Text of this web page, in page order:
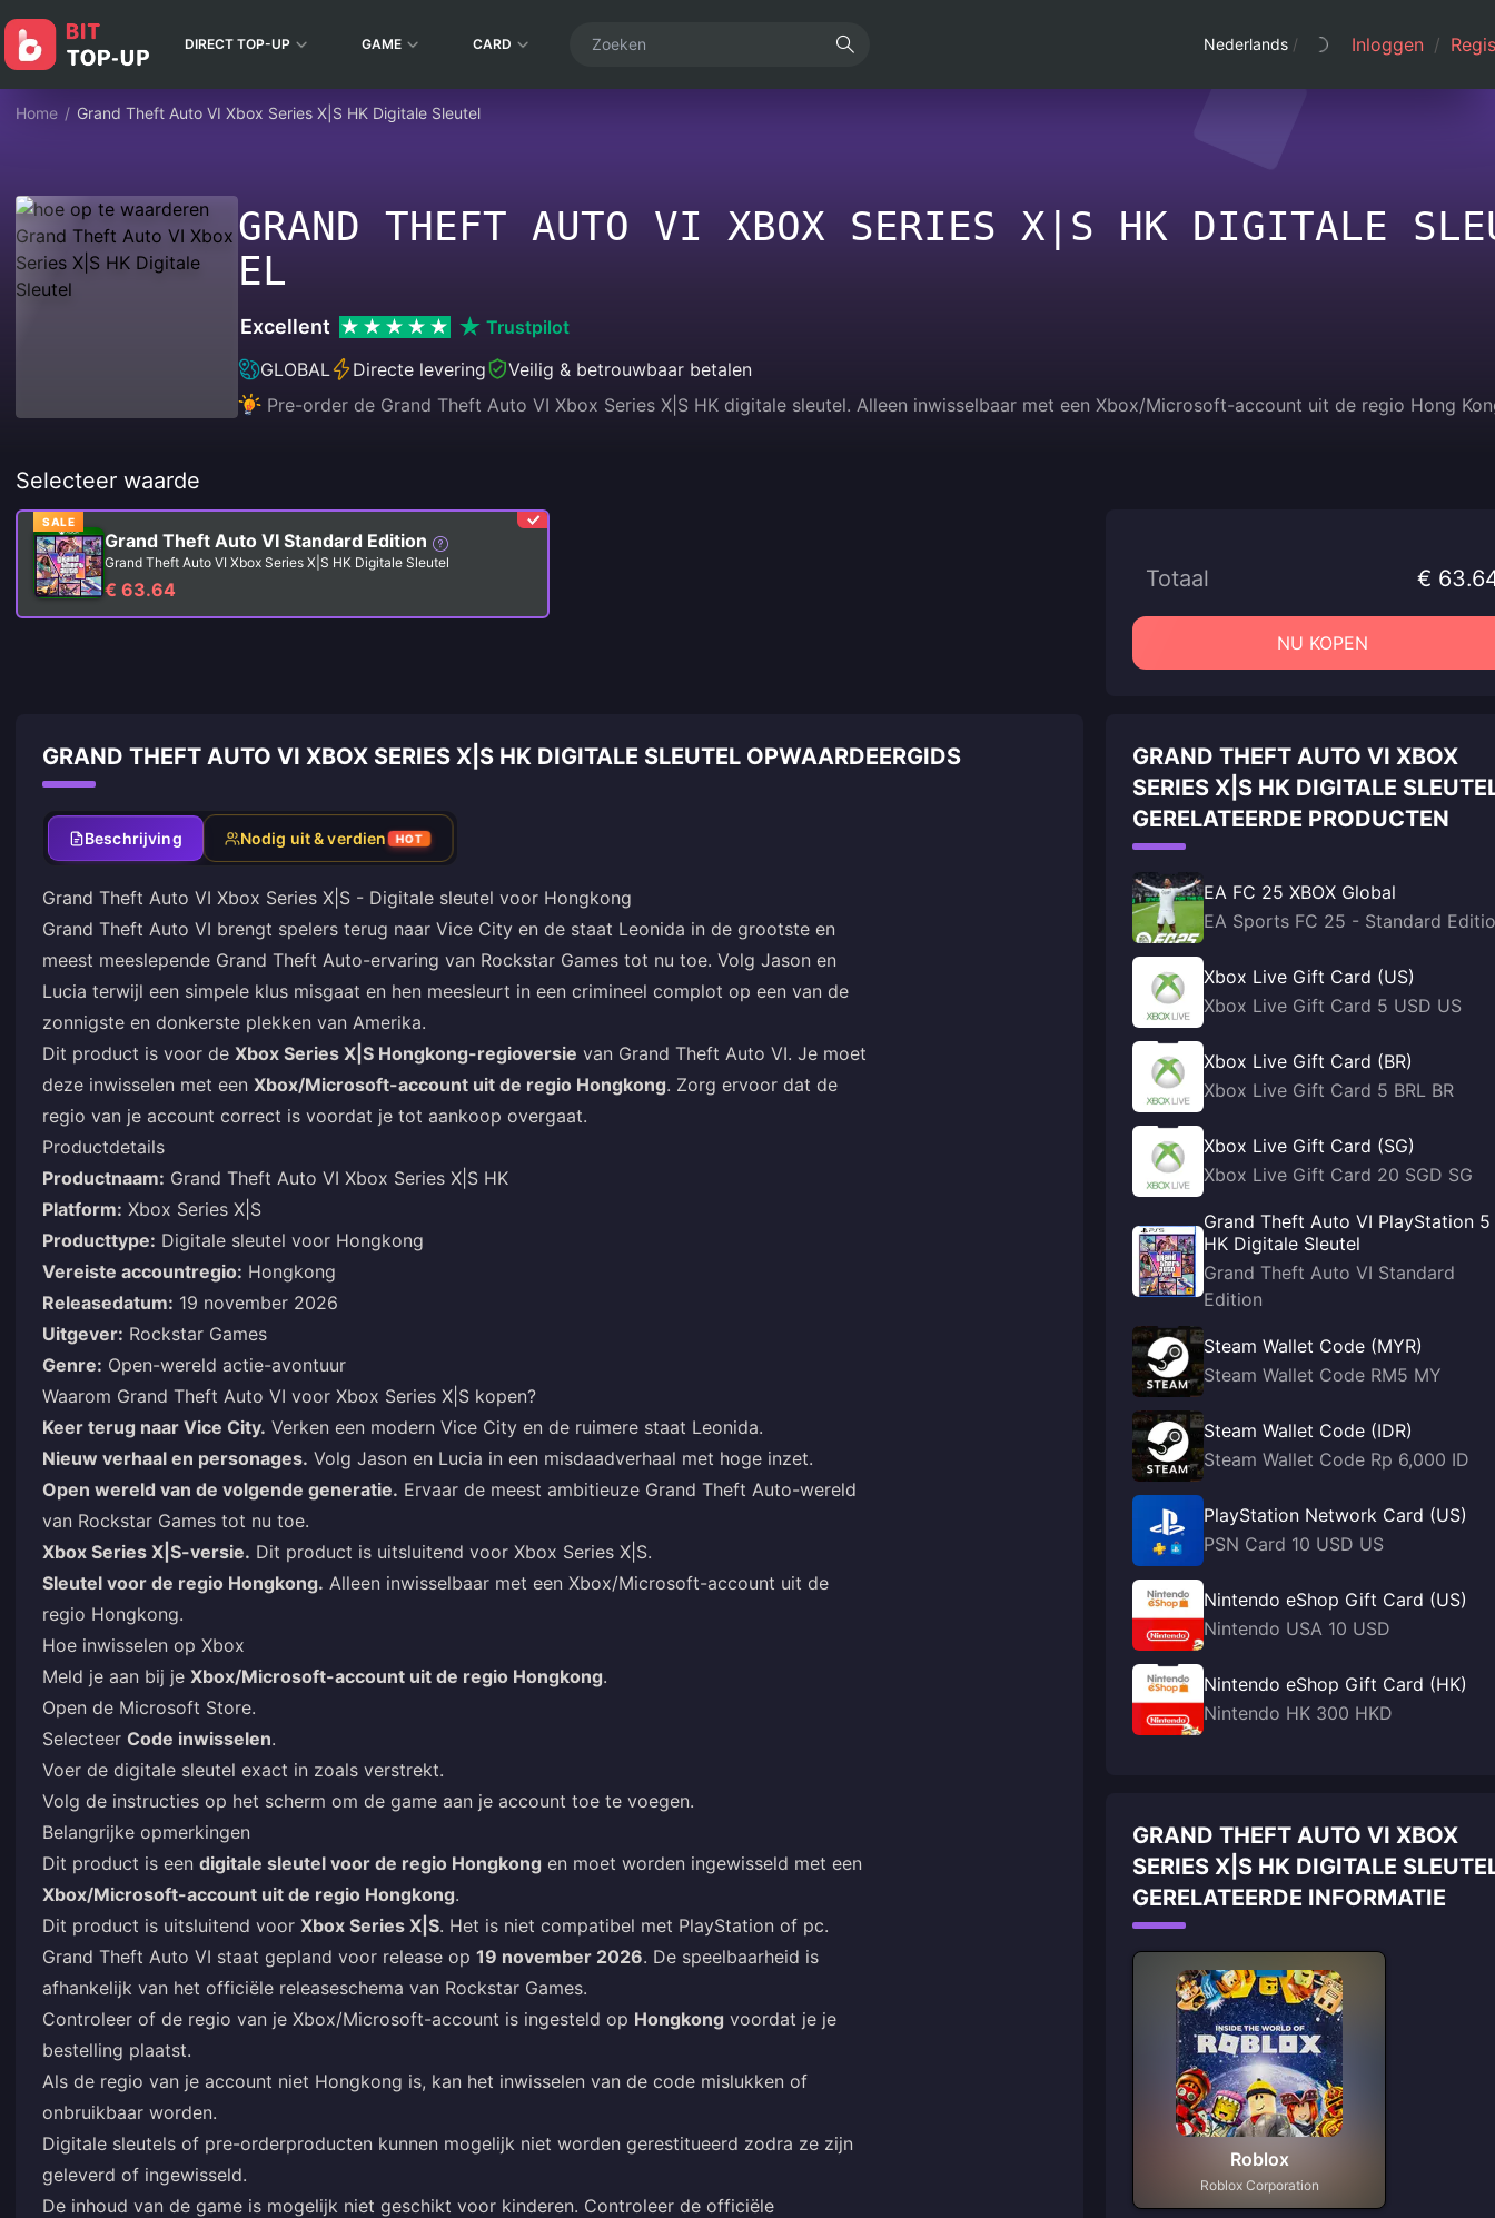
DIRECT TOP-UP GAME CARD Nederlands / Inloggen /
Home / Grand Theft Auto VI Xbox Series X|S HK Digitale Sleutel
GRAND THEFT AUTO VI XBOX SERIES X|S HK DIGITALE
EL
Excellent
Trustpilot
GLOBAL
Directe levering
Veilig & betrouwbaar betalen
Pre-order de Grand Theft Auto VI Xbox Series X|S HK digitale sleutel. Alleen inwisselbaar met een Xbox/Microsoft-account uit de regio Hong
Selecteer waarde
SALE
Grand Theft Auto VI Standard Edition
Grand Theft Auto VI Xbox Series X|S HK Digitale Sleutel
€ 63.64 Totaal €
NU KOPEN
GRAND THEFT AUTO VI XBOX SERIES X|S HK DIGITALE SLEUTEL OPWAARDEERGIDS
Beschrijving Nodig uit & verdien HOT
Grand Theft Auto VI Xbox Series X|S - Digitale sleutel voor Hongkong
Grand Theft Auto VI brengt spelers terug naar Vice City en de staat Leonida in de grootste en
meest meeslepende Grand Theft Auto-ervaring van Rockstar Games tot nu toe. Volg Jason en
Lucia terwijl een simpele klus misgaat en hen meesleurt in een crimineel complot op een van de
zonnigste en donkerste plekken van Amerika.
Dit product is voor de Xbox Series X|S Hongkong-regioversie van Grand Theft Auto VI. Je moet
deze inwisselen met een Xbox/Microsoft-account uit de regio Hongkong. Zorg ervoor dat de
regio van je account correct is voordat je tot aankoop overgaat.
Productdetails
Productnaam: Grand Theft Auto VI Xbox Series X|S HK
Platform: Xbox Series X|S
Producttype: Digitale sleutel voor Hongkong
Vereiste accountregio: Hongkong
Releasedatum: 19 november 2026
Uitgever: Rockstar Games
Genre: Open-wereld actie-avontuur
Waarom Grand Theft Auto VI voor Xbox Series X|S kopen?
Keer terug naar Vice City. Verken een modern Vice City en de ruimere staat Leonida.
Nieuw verhaal en personages. Volg Jason en Lucia in een misdaadverhaal met hoge inzet.
Open wereld van de volgende generatie. Ervaar de meest ambitieuze Grand Theft Auto-wereld
van Rockstar Games tot nu toe.
Xbox Series X|S-versie. Dit product is uitsluitend voor Xbox Series X|S.
Sleutel voor de regio Hongkong. Alleen inwisselbaar met een Xbox/Microsoft-account uit de
regio Hongkong.
Hoe inwisselen op Xbox
Meld je aan bij je Xbox/Microsoft-account uit de regio Hongkong.
Open de Microsoft Store.
Selecteer Code inwisselen.
Voer de digitale sleutel exact in zoals verstrekt.
Volg de instructies op het scherm om de game aan je account toe te voegen.
Belangrijke opmerkingen
Dit product is een digitale sleutel voor de regio Hongkong en moet worden ingewisseld met een
Xbox/Microsoft-account uit de regio Hongkong.
Dit product is uitsluitend voor Xbox Series X|S. Het is niet compatibel met PlayStation of pc.
Grand Theft Auto VI staat gepland voor release op 19 november 2026. De speelbaarheid is
afhankelijk van het officiële releaseschema van Rockstar Games.
Controleer of de regio van je Xbox/Microsoft-account is ingesteld op Hongkong voordat je je
bestelling plaatst.
Als de regio van je account niet Hongkong is, kan het inwisselen van de code mislukken of
onbruikbaar worden.
Digitale sleutels of pre-orderproducten kunnen mogelijk niet worden gerestitueerd zodra ze zijn
geleverd of ingewisseld.
De inhoud van de game is mogelijk niet geschikt voor kinderen. Controleer de officiële
GRAND THEFT AUTO VI XBOX
SERIES X|S HK DIGITALE
GERELATEERDE PRODUCTEN
EA FC 25 XBOX Global
EA Sports FC 25 - Standard
Xbox Live Gift Card (US)
Xbox Live Gift Card 5 USD US
Xbox Live Gift Card (BR)
Xbox Live Gift Card 5 BRL BR
Xbox Live Gift Card (SG)
Xbox Live Gift Card 20 SGD SG
Grand Theft Auto VI PlayStation 5
HK Digitale Sleutel
Grand Theft Auto VI Standard
Edition
Steam Wallet Code (MYR)
Steam Wallet Code RM5 MY
Steam Wallet Code (IDR)
Steam Wallet Code Rp 6,000 ID
PlayStation Network Card (US)
PSN Card 10 USD US
Nintendo eShop Gift Card (US)
Nintendo USA 10 USD
Nintendo eShop Gift Card (HK)
Nintendo HK 300 HKD
GRAND THEFT AUTO VI XBOX
SERIES X|S HK DIGITALE
GERELATEERDE INFORMATIE
Roblox
Roblox Corporation